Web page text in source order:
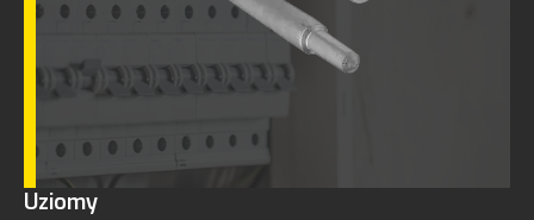
Uziomy